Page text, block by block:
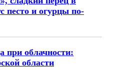
песто и огурцы по-
при облачности:
области